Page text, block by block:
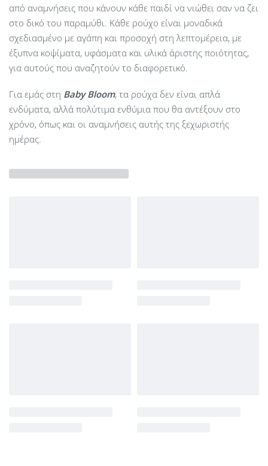
από αναμνήσεις που κάνουν κάθε παιδί να νιώθει σαν να ζει
στο δικό του παραμύθι. Κάθε ρούχο είναι μοναδικά
σχεδιασμένο με αγάπη και προσοχή στη λεπτομέρεια, με
έξυπνα κοψίματα, υφάσματα και υλικά άριστης ποιότητας,
για αυτούς που αναζητούν το διαφορετικό.
Για εμάς στη Baby Bloom, τα ρούχα δεν είναι απλά
ενδύματα, αλλά πολύτιμα ενθύμια που θα αντέξουν στο
χρόνο, όπως και οι αναμνήσεις αυτής της ξεχωριστής
ημέρας.